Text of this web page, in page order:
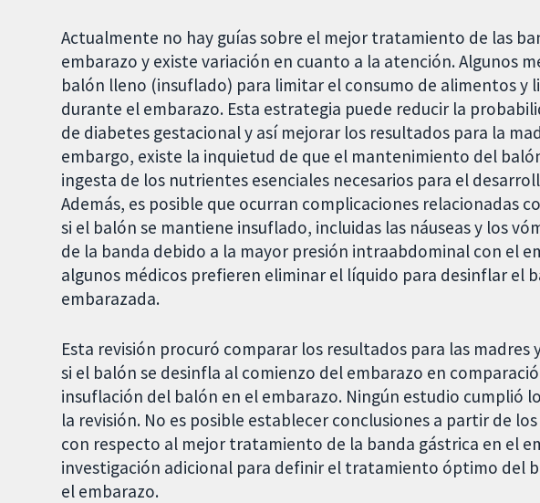
Actualmente no hay guías sobre el mejor tratamiento de las
embarazo y existe variación en cuanto a la atención. Algunos
balón lleno (insuflado) para limitar el consumo de alimentos y
durante el embarazo. Esta estrategia puede reducir la
de diabetes gestacional y así mejorar los resultados para la
embargo, existe la inquietud de que el mantenimiento del
ingesta de los nutrientes esenciales necesarios para el
Además, es posible que ocurran complicaciones relacionadas
si el balón se mantiene insuflado, incluidas las náuseas y los
de la banda debido a la mayor presión intraabdominal con el
algunos médicos prefieren eliminar el líquido para desinflar el
embarazada.
Esta revisión procuró comparar los resultados para las madres
si el balón se desinfla al comienzo del embarazo en
insuflación del balón en el embarazo. Ningún estudio cumplió
la revisión. No es posible establecer conclusiones a partir de
con respecto al mejor tratamiento de la banda gástrica en el
investigación adicional para definir el tratamiento óptimo del
el embarazo.